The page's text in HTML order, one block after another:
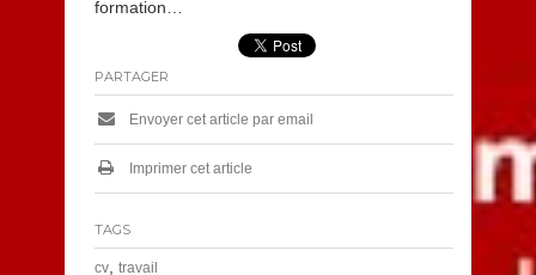
formation…
PARTAGER
Envoyer cet article par email
Imprimer cet article
TAGS
cv, travail